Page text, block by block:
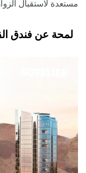
مستعدة لاستقبال
لمحة عن فندق